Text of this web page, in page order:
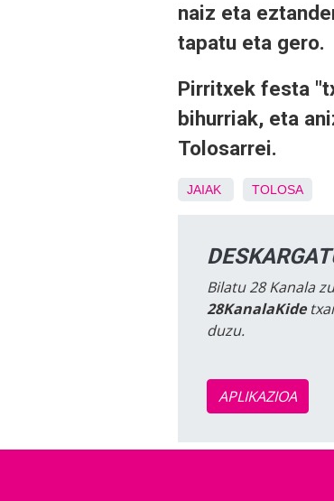
naiz eta
tapatu eta gero.
Pirritxek festa
bihurriak, eta
Tolosarrei.
JAIAK TOLOSA
Bilatu 28 Kanala
28KanalaKide
duzu.
APLIKAZIOA